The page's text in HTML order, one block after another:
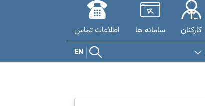
کارکنان سامانه ها اطلاعات تماس
EN